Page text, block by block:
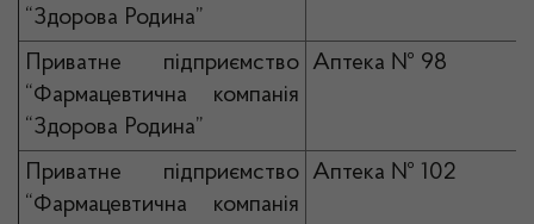
“Здорова Родина”
Приватне підприємство
“Фармацевтична компанія
“Здорова Родина”
Аптека № 98
Приватне підприємство
“Фармацевтична компанія
Аптека № 102